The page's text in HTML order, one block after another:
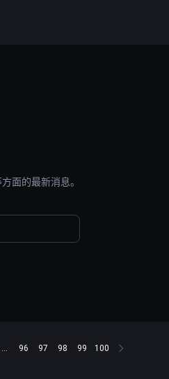
面的最新消息。
... 96 97 98 99 100